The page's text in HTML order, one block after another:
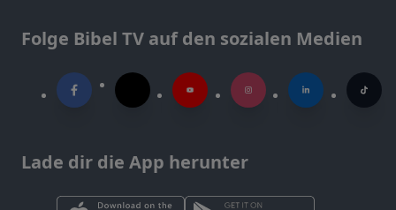
Folge Bibel TV auf den sozialen Medien
Lade dir die App herunter